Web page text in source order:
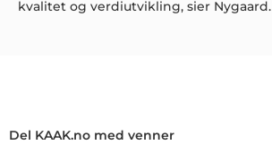
kvalitet og verdiutvikling, sier Nygaard.
Del KAAK.no med venner